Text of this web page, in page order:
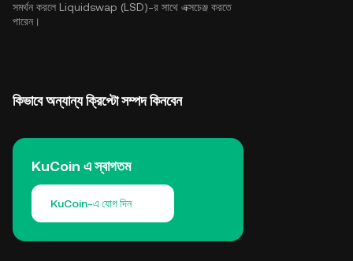
সমর্থন করলে Liquidswap (LSD)-র সাথে এক্সচেঞ্জ করতে
পারেন।
কিভাবে অন্যান্য ক্রিপ্টো সম্পদ কিনবেন
KuCoin এ স্বাগতম
KuCoin-এ যোগ দিন